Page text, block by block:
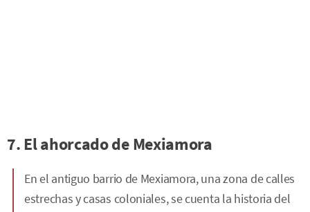
7. El ahorcado de Mexiamora
En el antiguo barrio de Mexiamora, una zona de calles
estrechas y casas coloniales, se cuenta la historia del